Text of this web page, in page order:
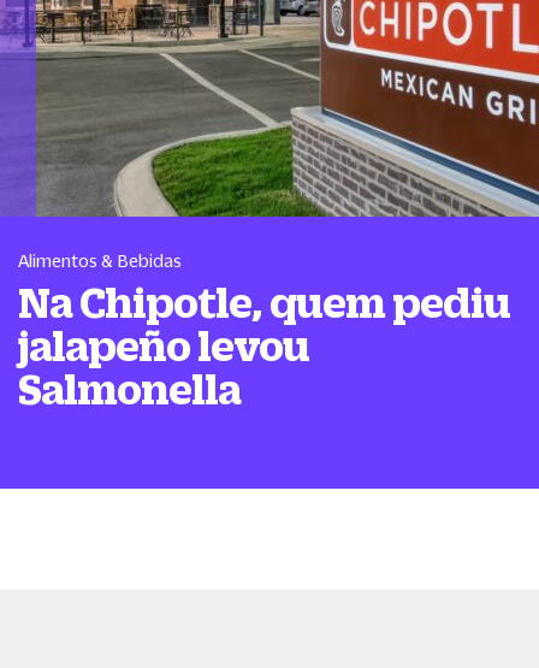
Alimentos & Bebidas
Na Chipotle, quem pediu
jalapeño levou
Salmonella